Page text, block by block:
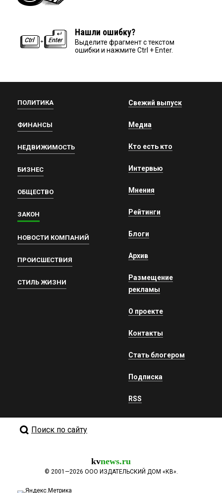
Нашли ошибку?
Выделите фрагмент с текстом
ошибки и нажмите Ctrl + Enter.
ПОЛИТИКА
ФИНАНСЫ
НЕДВИЖИМОСТЬ
БИЗНЕС
ОБЩЕСТВО
ЗАКОН
НОВОСТИ КОМПАНИЙ
ПРОИСШЕСТВИЯ
СТИЛЬ ЖИЗНИ
Свежий выпуск
Медиа
Кто есть кто
Интервью
Мнения
Рейтинги
Блоги
Архив
Размещение
рекламы
О проекте
Контакты
Стать блогером
Подписка
RSS
Поиск по сайту
kvnews.ru
© 2001—2026 ООО ИЗДАТЕЛЬСКИЙ ДОМ «КВ».